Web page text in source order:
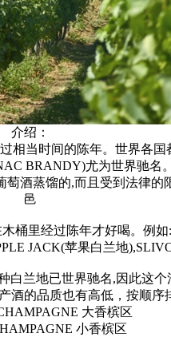
介绍：
当时间的陈年。世界各
BRANDY)尤为世界驰名。
酒蒸馏的,而且受到法律
邑
里经过陈年才好喝。例
JACK(苹果白兰地
兰地已世界驰名,因此这
酒的品质也有高低，按顺序
大香槟区
小香槟区